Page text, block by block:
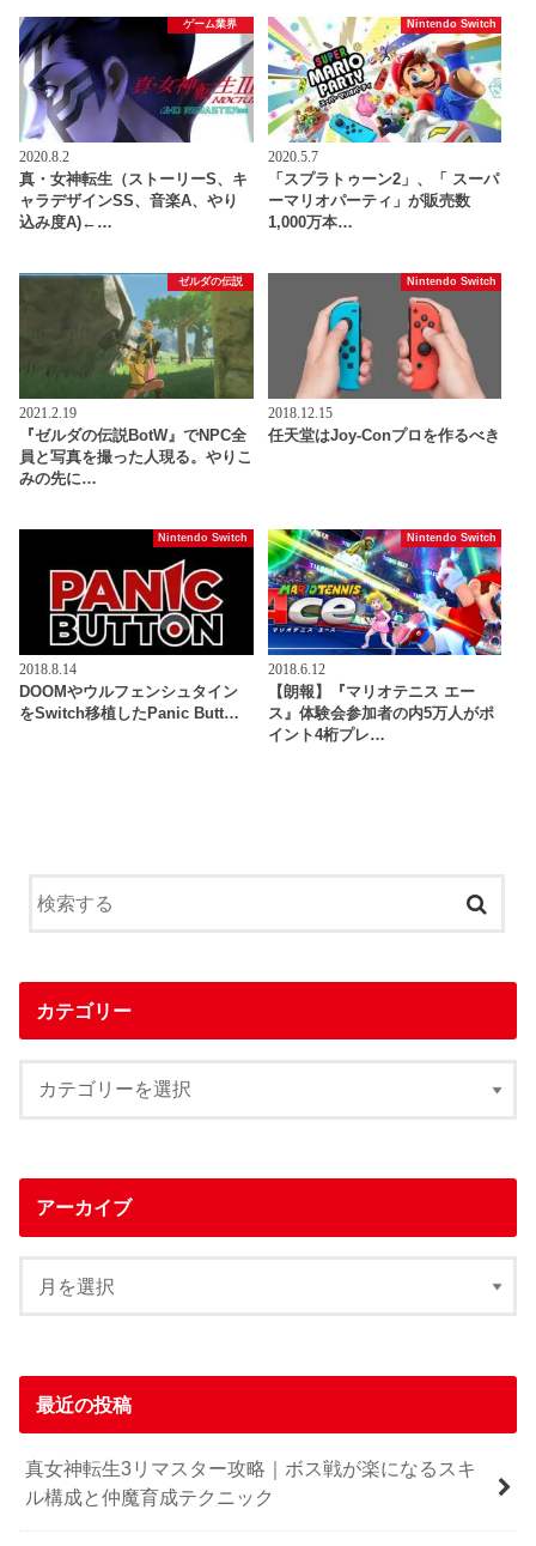
ゲーム業界
2020.8.2
真・女神転生（ストーリーS、キ
ャラデザインSS、音楽A、やり
込み度A)←…
Nintendo Switch
2020.5.7
「スプラトゥーン2」、「 スーパ
ーマリオパーティ」が販売数
1,000万本…
ゼルダの伝説
2021.2.19
『ゼルダの伝説BotW』でNPC全
員と写真を撮った人現る。やりこ
みの先に…
Nintendo Switch
2018.12.15
任天堂はJoy-Conプロを作るべき
Nintendo Switch
2018.8.14
DOOMやウルフェンシュタイン
をSwitch移植したPanic Butt…
Nintendo Switch
2018.6.12
【朗報】『マリオテニス エー
ス』体験会参加者の内5万人がポ
イント4桁プレ…
カテゴリー
アーカイブ
最近の投稿
真女神転生3リマスター攻略｜ボス戦が楽になるスキ
ル構成と仲魔育成テクニック